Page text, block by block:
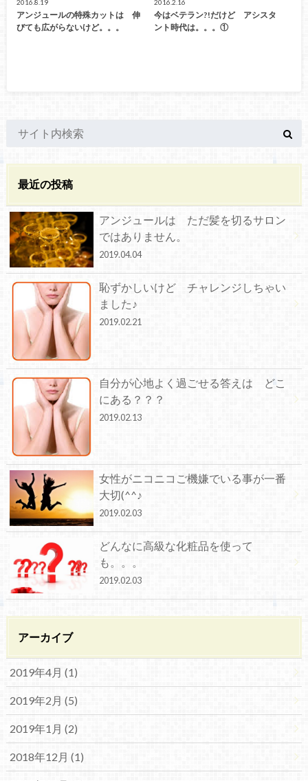
2016.8.19
アンジュールの特殊カットは 伸
びても広がらないけど。。。
2016.2.16
今はベテラン?!だけど アシスタ
ント時代は。。。①
最近の投稿
アンジュールは ただ髪を切るサロン
ではありません。
2019.04.04
恥ずかしいけど チャレンジしちゃい
ました♪
2019.02.21
自分が心地よく過ごせる答えは どこ
にある？？？
2019.02.13
女性がニコニコご機嫌でいる事が一番
大切(^^♪
2019.02.03
どんなに高級な化粧品を使って
も。。。
2019.02.03
アーカイブ
2019年4月 (1)
2019年2月 (5)
2019年1月 (2)
2018年12月 (1)